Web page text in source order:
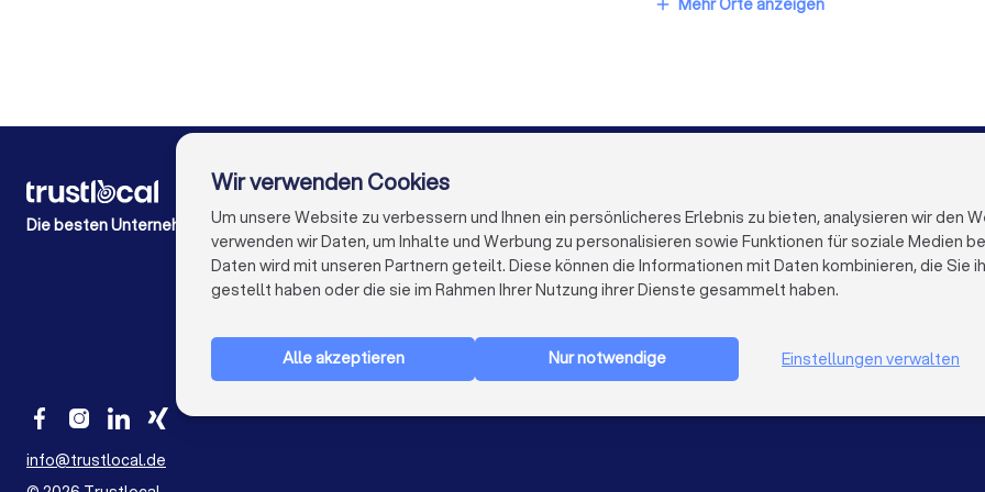
add
Die besten Unternehmen für Sie
info@trustlocal.de
FÜR PRIVATPERSONEN
Wie es funktioniert
Experten-Blogs
Kostenaufstellungen
Beschwerde über Firma
Studien & Einblicke
Firmenprofil löschen
Trustlocal Top Pro
Erfahrungen
Impulse
Über
Arbeiten bei
Kontakt
Datenschutz
Sitemap
Wir verwenden Cookies
Um unsere Website zu verbessern und Ihnen ein persönlicheres Erlebnis zu bieten, analysieren wir den
verwenden wir Daten, um Inhalte und Werbung zu personalisieren sowie Funktionen für soziale Medien
Daten wird mit unseren Partnern geteilt. Diese können die Informationen mit Daten kombinieren, die Sie
gestellt haben oder die sie im Rahmen Ihrer Nutzung ihrer Dienste gesammelt haben.
Alle akzeptieren Nur notwendige Einstellungen verwalten